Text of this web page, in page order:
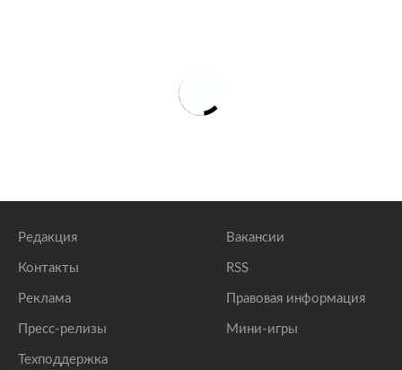
Редакция
Контакты
Реклама
Пресс-релизы
Техподдержка
Вакансии
RSS
Правовая информация
Мини-игры